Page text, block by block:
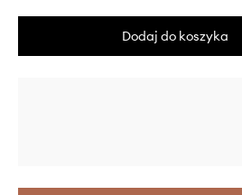
Dodaj do koszyka